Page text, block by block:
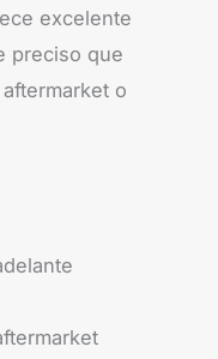
excelente
preciso que
o